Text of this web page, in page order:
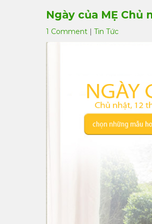
Ngày của MẸ Chủ
1 Comment | Tin Tức